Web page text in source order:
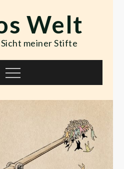
Welt
meiner Stifte
Menu